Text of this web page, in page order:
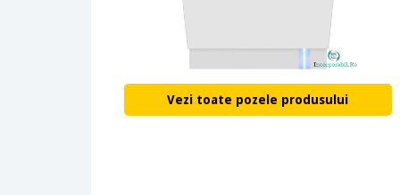
Vezi toate pozele produsului